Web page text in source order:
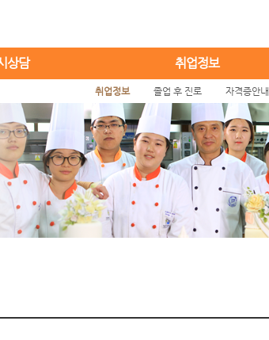
상담 취업정보
취업정보 졸업 후 진로 자격증안내